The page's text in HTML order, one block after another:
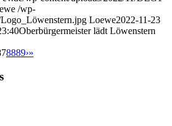
/wp-
Loewe2022-11-23
Oberbürgermeister lädt Löwenstern
8889›»